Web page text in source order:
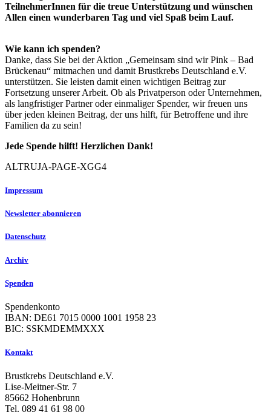
TeilnehmerInnen für die treue Unterstützung und wünschen
Allen einen wunderbaren Tag und viel Spaß beim Lauf.
Wie kann ich spenden?
Danke, dass Sie bei der Aktion „Gemeinsam sind wir Pink – Bad
Brückenau“ mitmachen und damit Brustkrebs Deutschland e.V.
unterstützen. Sie leisten damit einen wichtigen Beitrag zur
Fortsetzung unserer Arbeit. Ob als Privatperson oder Unternehmen,
als langfristiger Partner oder einmaliger Spender, wir freuen uns
über jeden kleinen Beitrag, der uns hilft, für Betroffene und ihre
Familien da zu sein!
Jede Spende hilft! Herzlichen Dank!
ALTRUJA-PAGE-XGG4
Impressum
Newsletter abonnieren
Datenschutz
Archiv
Spenden
Spendenkonto
IBAN: DE61 7015 0000 1001 1958 23
BIC: SSKMDEMMXXX
Kontakt
Brustkrebs Deutschland e.V.
Lise-Meitner-Str. 7
85662 Hohenbrunn
Tel. 089 41 61 98 00